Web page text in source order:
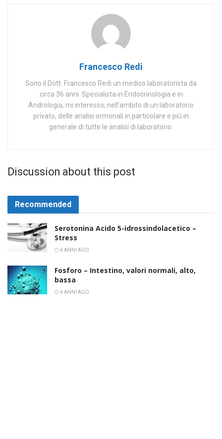
Francesco Redi
Sono il Dott. Francesco Redi un medico laboratorista da
circa 36 anni. Specialista in Endocrinologia e in
Andrologia, mi interesso, nell’ambito di un laboratorio
privato, delle analisi ormonali in particolare e più in
generale di tutte le analisi di laboratorio.
Discussion about this post
Recommended
Serotonina Acido 5-idrossindolacetico –
Stress
4 ANNI AGO
Fosforo – Intestino, valori normali, alto,
bassa
4 ANNI AGO